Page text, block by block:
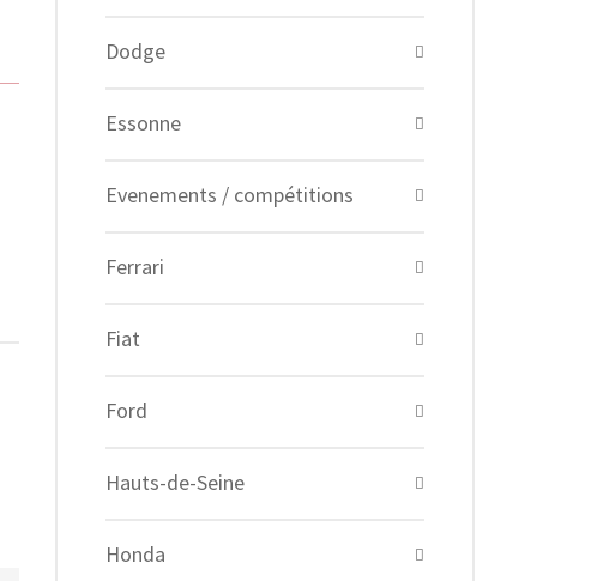
Dodge
Essonne
Evenements / compétitions
Ferrari
Fiat
Ford
Hauts-de-Seine
Honda